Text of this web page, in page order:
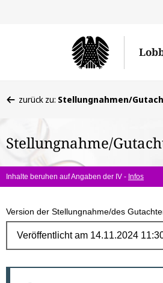
befinden
hier:
zurück zu: Stellungnahmen/
Stellungnahme/
Inhalte beruhen auf Angaben der IV - Infos
Version der Stellungnahme/des